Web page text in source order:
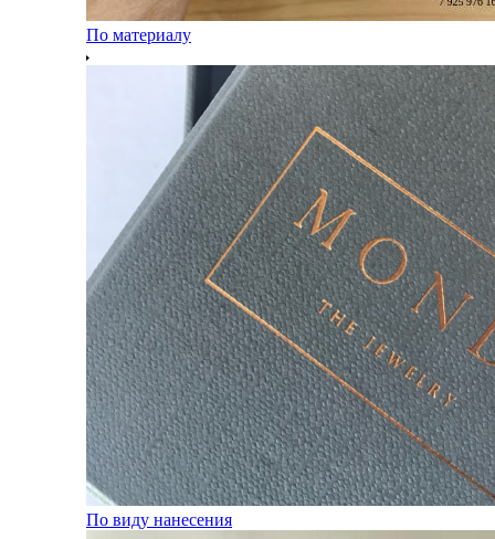
По материалу
По виду нанесения